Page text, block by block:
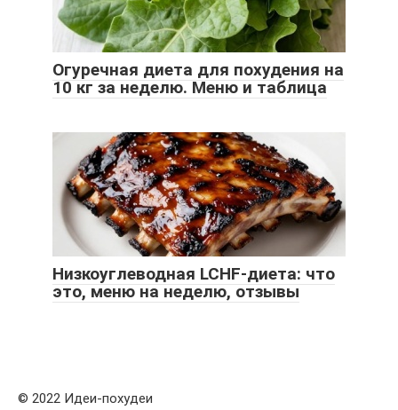
Огуречная диета для похудения на
10 кг за неделю. Меню и таблица
Низкоуглеводная LCHF-диета: что
это, меню на неделю, отзывы
© 2022 Идеи-похудеи